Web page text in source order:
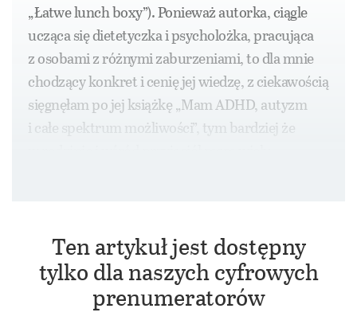
„Łatwe lunch boxy”). Ponieważ autorka, ciągle
ucząca się dietetyczka i psycholożka, pracująca
z osobami z różnymi zaburzeniami, to dla mnie
chodzący konkret i cenię jej wiedzę, z ciekawością
sięgnęłam po jej książkę „Mam ADHD, autyzm
i całe spektrum możliwości”, tym bardziej że
Ten artykuł jest dostępny
tylko dla naszych cyfrowych
prenumeratorów